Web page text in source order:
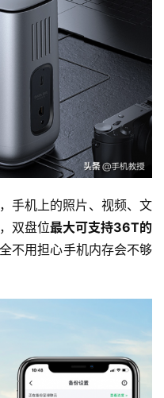
手机上的照片、视频、文
双盘位最大可支持36T的
不用担心手机内存会不够